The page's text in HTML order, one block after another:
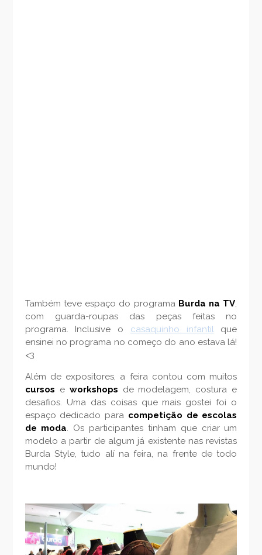
Também teve espaço do programa Burda na TV,
com guarda-roupas das peças feitas no
programa. Inclusive o casaquinho infantilque
ensinei no programa no começo do ano estava lá!
<3
Além de expositores, a feira contou com muitos
cursos e workshops de modelagem, costura e
desafios. Uma das coisas que mais gostei foi o
espaço dedicado para competição de escolas
de moda. Os participantes tinham que criar um
modelo a partir de algum já existente nas revistas
Burda Style, tudo alí na feira, na frente de todo
mundo!